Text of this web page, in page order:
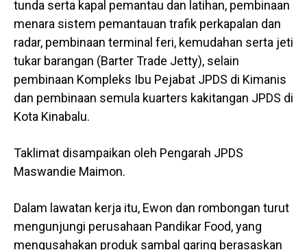
tunda serta kapal pemantau dan latihan, pembinaan
menara sistem pemantauan trafik perkapalan dan
radar, pembinaan terminal feri, kemudahan serta jeti
tukar barangan (Barter Trade Jetty), selain
pembinaan Kompleks Ibu Pejabat JPDS di Kimanis
dan pembinaan semula kuarters kakitangan JPDS di
Kota Kinabalu.
Taklimat disampaikan oleh Pengarah JPDS
Maswandie Maimon.
Dalam lawatan kerja itu, Ewon dan rombongan turut
mengunjungi perusahaan Pandikar Food, yang
mengusahakan produk sambal garing berasaskan